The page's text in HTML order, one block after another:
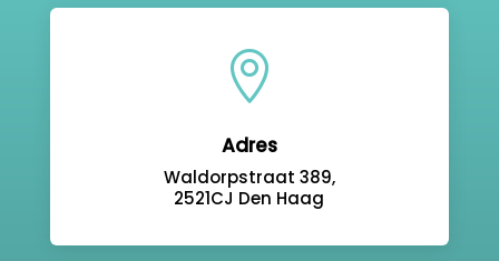

Adres
Waldorpstraat 389,
2521CJ Den Haag